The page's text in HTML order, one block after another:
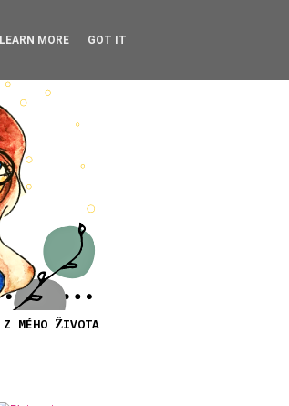
Z MÉHO ŽIVOTA
LEARN MORE GOT IT